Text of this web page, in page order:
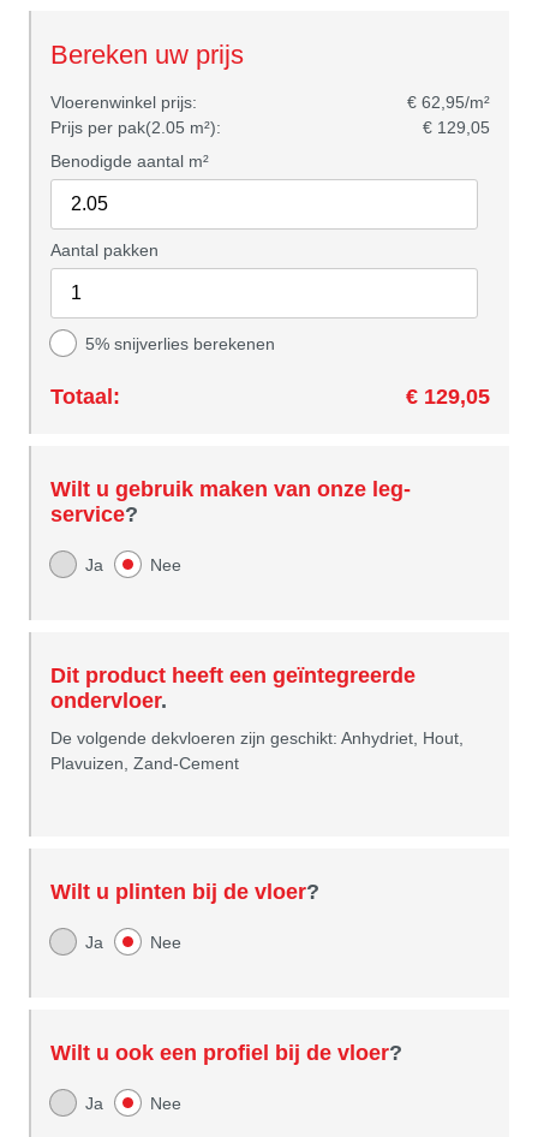
Bereken uw prijs
Vloerenwinkel prijs:
€ 62,95/m²
Prijs per pak(2.05 m²):
€ 129,05
Benodigde aantal m²
Aantal pakken
5% snijverlies berekenen
Totaal: € 129,05
Wilt u gebruik maken van onze leg-
service?
Ja Nee
Dit product heeft een geïntegreerde
ondervloer.
De volgende dekvloeren zijn geschikt: Anhydriet, Hout,
Plavuizen, Zand-Cement
Wilt u plinten bij de vloer?
Ja Nee
Wilt u ook een profiel bij de vloer?
Ja Nee